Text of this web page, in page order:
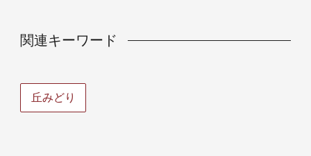
関連キーワード
丘みどり